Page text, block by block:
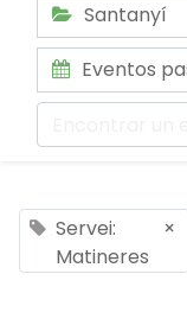
Santanyí
Eventos
Servei:
Matineres
×